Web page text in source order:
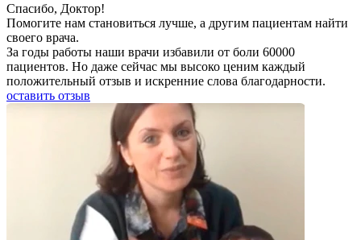
Спаcибо, Доктор!
Помогите нам становиться лучше, а другим пациентам найти
своего врача.
За годы работы наши врачи избавили от боли 60000
пациентов. Но даже сейчас мы высоко ценим каждый
положительный отзыв и искренние слова благодарности.
оставить отзыв